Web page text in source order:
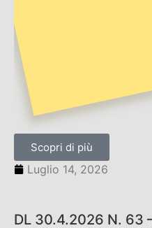
Scopri di più
Luglio 14, 2026
DL 30.4.2026 N. 63